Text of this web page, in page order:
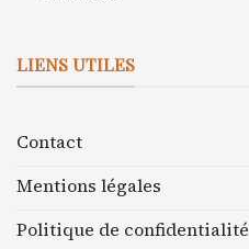
LIENS UTILES
Contact
Mentions légales
Politique de confidentialité